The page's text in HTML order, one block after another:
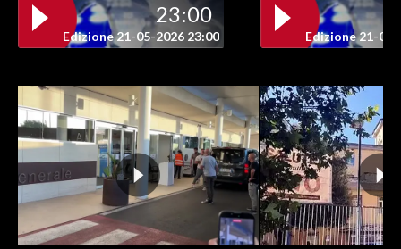
23:00
Edizione 21-05-2026 23:00 Edizione 21-05-